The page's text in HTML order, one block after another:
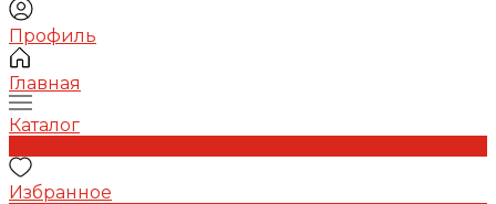
Профиль
Главная
Каталог
Избранное